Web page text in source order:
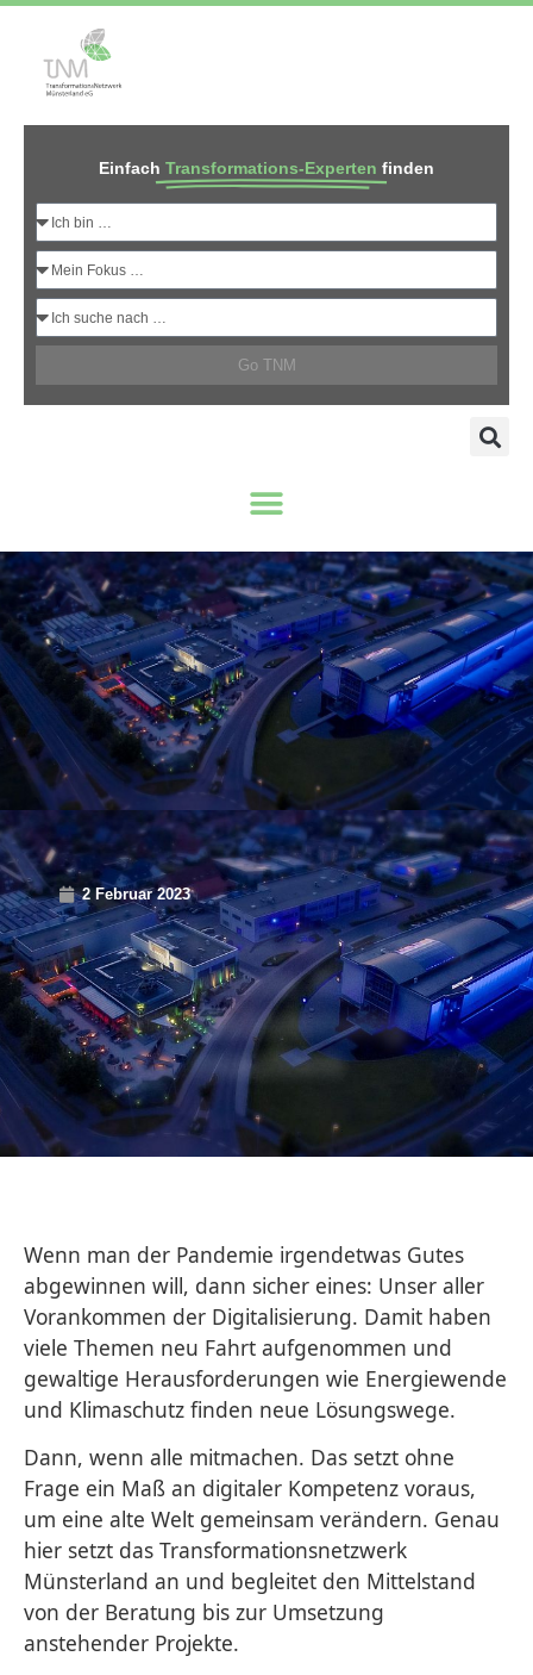
Einfach Transformations-Experten finden
Go TNM
2 Februar 2023
In der Tobit.Academy
Schule für
Digitalisierung
machen
Wenn man der Pandemie irgendetwas Gutes
abgewinnen will, dann sicher eines: Unser aller
Vorankommen der Digitalisierung. Damit haben
viele Themen neu Fahrt aufgenommen und
gewaltige Herausforderungen wie Energiewende
und Klimaschutz finden neue Lösungswege.
Dann, wenn alle mitmachen. Das setzt ohne
Frage ein Maß an digitaler Kompetenz voraus,
um eine alte Welt gemeinsam verändern. Genau
hier setzt das Transformationsnetzwerk
Münsterland an und begleitet den Mittelstand
von der Beratung bis zur Umsetzung
anstehender Projekte.